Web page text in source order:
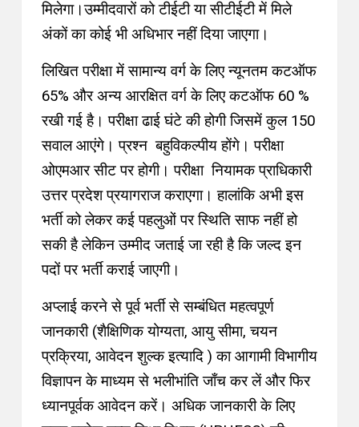
मिलेगा।उम्मीदवारों को टीईटी या सीटीईटी में मिले
अंकों का कोई भी अधिभार नहीं दिया जाएगा।
लिखित परीक्षा में सामान्य वर्ग के लिए न्यूनतम कटऑफ
65% और अन्य आरक्षित वर्ग के लिए कटऑफ 60 %
रखी गई है। परीक्षा ढाई घंटे की होगी जिसमें कुल 150
सवाल आएंगे। प्रश्न बहुविकल्पीय होंगे। परीक्षा
ओएमआर सीट पर होगी। परीक्षा नियामक प्राधिकारी
उत्तर प्रदेश प्रयागराज कराएगा।हालांकि अभी इस
भर्ती को लेकर कई पहलुओं पर स्थिति साफ नहीं हो
सकी है लेकिन उम्मीद जताई जा रही है कि जल्द इन
पदों पर भर्ती कराई जाएगी।
अप्लाई करने से पूर्व भर्ती से सम्बंधित महत्वपूर्ण
जानकारी (शैक्षिणिक योग्यता, आयु सीमा, चयन
प्रक्रिया, आवेदन शुल्क इत्यादि ) का आगामी विभागीय
विज्ञापन के माध्यम से भलीभांति जाँच कर लें और फिर
ध्यानपूर्वक आवेदन करें। अधिक जानकारी के लिए